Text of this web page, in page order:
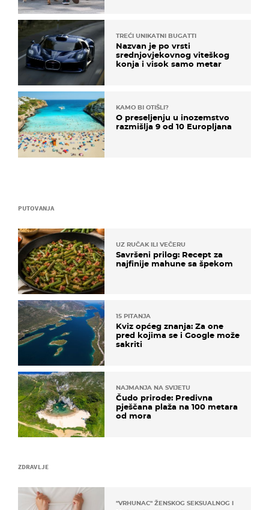
ZDRAVLJE
"VRHUNAC" ŽENSKOG SEKSUALNOG ISKUSTVA
PUTOVANJA
UZ RUČAK ILI VEČERU
Savršeni prilog: Recept za
najfinije mahune sa špekom
15 PITANJA
Kviz općeg znanja: Za one
pred kojima se i Google može
sakriti
NAJMANJA NA SVIJETU
Čudo prirode: Predivna
pješčana plaža na 100 metara
od mora
TREĆI UNIKATNI BUGATTI
Nazvan je po vrsti
srednjovjekovnog viteškog
konja i visok samo metar
KAMO BI OTIŠLI?
O preseljenju u inozemstvo
razmišlja 9 od 10 Europljana